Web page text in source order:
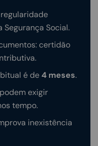
Segurança Social.
certidão
é de4 meses.
exigir
tempo.
inexistência